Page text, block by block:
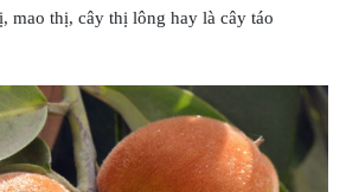
mao thị, cây thị lông hay là cây táo